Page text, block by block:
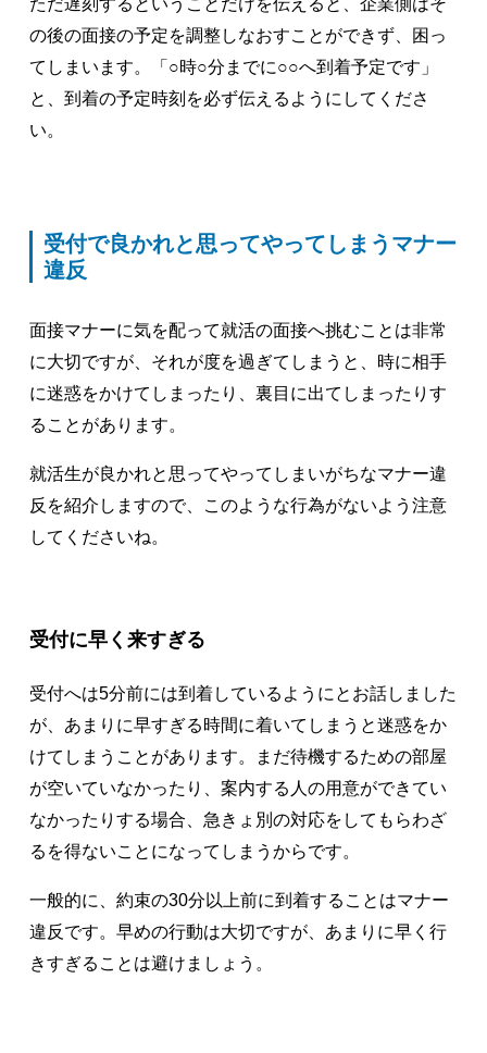
の後の面接の予定を調整しなおすことができず、困っ
てしまいます。「○時○分までに○○へ到着予定です」
と、到着の予定時刻を必ず伝えるようにしてくださ
い。
受付で良かれと思ってやってしまうマナー
違反
面接マナーに気を配って就活の面接へ挑むことは非常
に大切ですが、それが度を過ぎてしまうと、時に相手
に迷惑をかけてしまったり、裏目に出てしまったりす
ることがあります。
就活生が良かれと思ってやってしまいがちなマナー違
反を紹介しますので、このような行為がないよう注意
してくださいね。
受付に早く来すぎる
受付へは5分前には到着しているようにとお話しました
が、あまりに早すぎる時間に着いてしまうと迷惑をか
けてしまうことがあります。まだ待機するための部屋
が空いていなかったり、案内する人の用意ができてい
なかったりする場合、急きょ別の対応をしてもらわざ
るを得ないことになってしまうからです。
一般的に、約束の30分以上前に到着することはマナー
違反です。早めの行動は大切ですが、あまりに早く行
きすぎることは避けましょう。